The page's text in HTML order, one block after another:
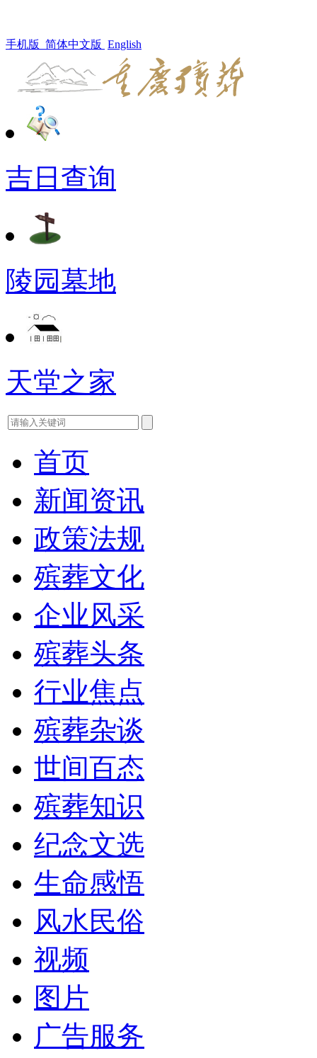
手机版 简体中文版 English
吉日查询
陵园墓地
天堂之家
首页
新闻资讯
政策法规
殡葬文化
企业风采
殡葬头条
行业焦点
殡葬杂谈
世间百态
殡葬知识
纪念文选
生命感悟
风水民俗
视频
图片
广告服务